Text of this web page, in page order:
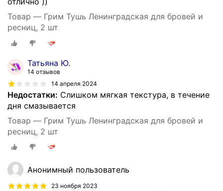
Товар — Грим Тушь Ленинградская для бровей и
ресниц, 2 шт
Татьяна Ю.
14 отзывов
14 апреля 2024
Недостатки: Слишком мягкая текстура, в течение
дня смазывается
Товар — Грим Тушь Ленинградская для бровей и
ресниц, 2 шт
Анонимный пользователь
23 ноября 2023